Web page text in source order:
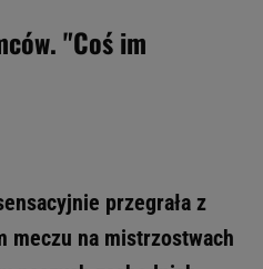
"Coś im
przegrała z
meczu na mistrzostwach